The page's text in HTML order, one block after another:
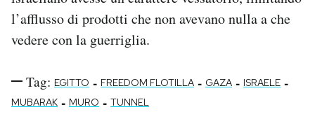
l’afflusso di prodotti che non avevano nulla a che
vedere con la guerriglia.
Tag: EGITTO - FREEDOM FLOTILLA - GAZA - ISRAELE -
MUBARAK - MURO - TUNNEL